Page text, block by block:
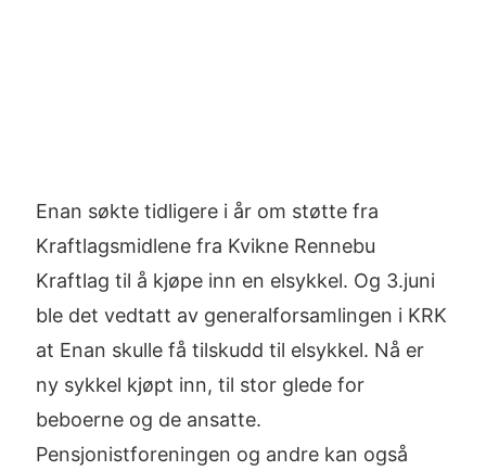
Enan søkte tidligere i år om støtte fra
Kraftlagsmidlene fra Kvikne Rennebu
Kraftlag til å kjøpe inn en elsykkel. Og 3.juni
ble det vedtatt av generalforsamlingen i KRK
at Enan skulle få tilskudd til elsykkel. Nå er
ny sykkel kjøpt inn, til stor glede for
beboerne og de ansatte.
Pensjonistforeningen og andre kan også